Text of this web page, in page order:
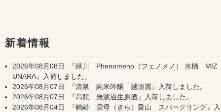
新着情報
2026年08月08日
『緑川 Phenomeno（フェノメノ） 水楢 MIZ
UNARA』入荷しました。
2026年08月07日
『清泉 純米吟醸 越淡麗』入荷しました。
2026年08月07日
『高龍 無濾過生原酒』入荷しました。
2026年08月04日
『鶴齢 雲母（きら）愛山 スパークリング』入